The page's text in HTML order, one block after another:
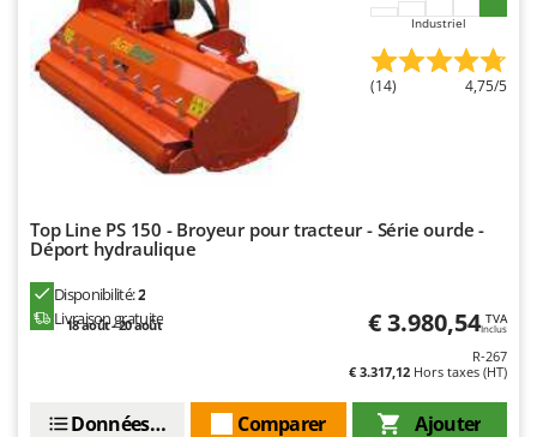
Industriel
(14) 4,75/5
Top Line PS 150 - Broyeur pour tracteur - Série ourde -
Déport hydraulique
Disponibilité:2
Livraison gratuite
18 août - 20 août € 3.980,54 TVA
Inclus
R-267
€ 3.317,12 Hors taxes (HT)
Ajouter
Comparer
Données techniques